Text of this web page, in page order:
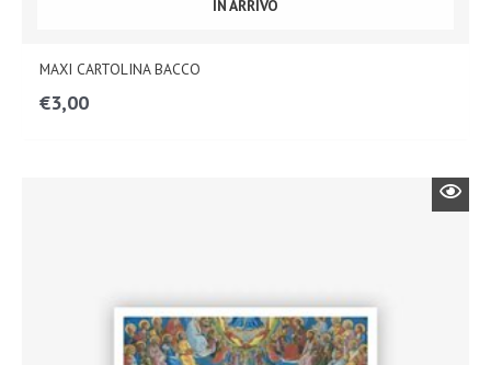
IN ARRIVO
MAXI CARTOLINA BACCO
€3,00